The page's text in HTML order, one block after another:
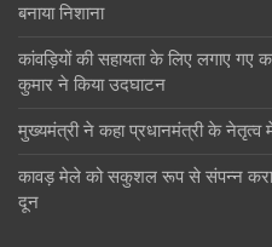
बनाया निशाना
कांवड़ियों की सहायता के लिए लगाए गए
कुमार ने किया उदघाटन
मुख्यमंत्री ने कहा प्रधानमंत्री के नेतृत्व
कावड़ मेले को सकुशल रूप से संपन्न
दून